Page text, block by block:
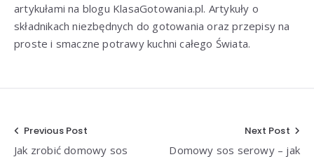
artykułami na blogu KlasaGotowania.pl. Artykuły o
składnikach niezbędnych do gotowania oraz przepisy na
proste i smaczne potrawy kuchni całego Świata.
Nawigacja
Previous Post
Jak zrobić domowy sos
Next Post
Domowy sos serowy – jak